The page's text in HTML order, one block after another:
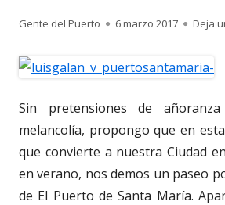
Autor
Gente del Puerto
Publicado
6 marzo 2017 Deja
Sin pretensiones de
melancolía, propongo que en
que convierte a nuestra Ciudad
en verano, nos demos un paseo
de El Puerto de Santa María.